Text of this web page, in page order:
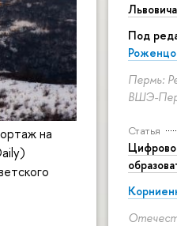
Под
Пермь:
ВШЭ-
Статья
на